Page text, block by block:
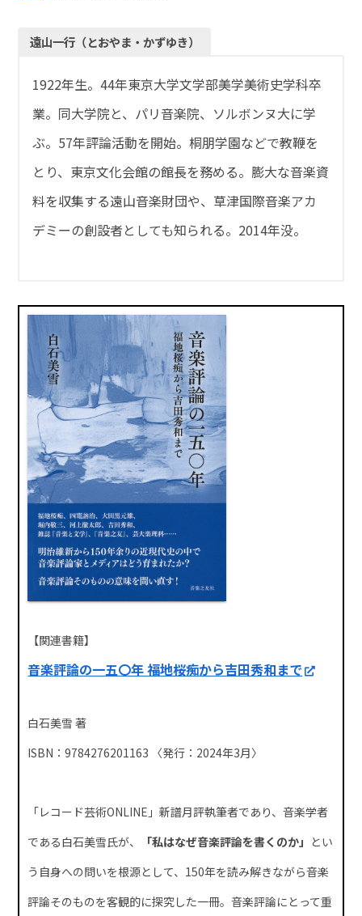
遠山一行（とおやま・かずゆき）
1922年生。44年東京大学文学部美学美術史学科卒
業。同大学院と、パリ音楽院、ソルボンヌ大に学
ぶ。57年評論活動を開始。桐朋学園などで教鞭を
とり、東京文化会館の館長を務める。膨大な音楽資
料を収集する遠山音楽財団や、草津国際音楽アカ
デミーの創設者としても知られる。2014年没。
【関連書籍】
音楽評論の一五〇年 福地桜痴から吉田秀和まで
白石美雪 著
ISBN：9784276201163 〈発行：2024年3月〉
「レコード芸術ONLINE」新譜月評執筆者であり、音楽学者
である白石美雪氏が、
「私はなぜ音楽評論を書くのか」 とい
う自身への問いを根源として、150年を読み解きながら音楽
評論そのものを客観的に探究した一冊。音楽評論にとって重